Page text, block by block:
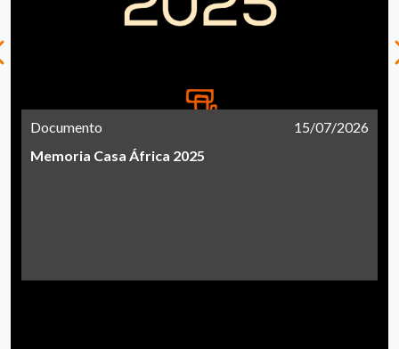
Documento
15/07/2026
Memoria Casa África 2025